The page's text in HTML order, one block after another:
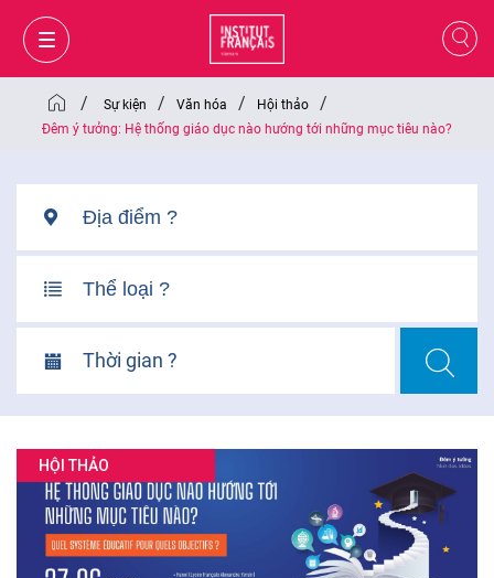
GIỎ HÀNG ĐĂNG NHẬP
FR
/ Sự kiện / Văn hóa / Hội thảo /
Đêm ý tưởng: Hệ thống giáo dục nào hướng tới những mục tiêu nào?
Thời gian ?
HỘI THẢO